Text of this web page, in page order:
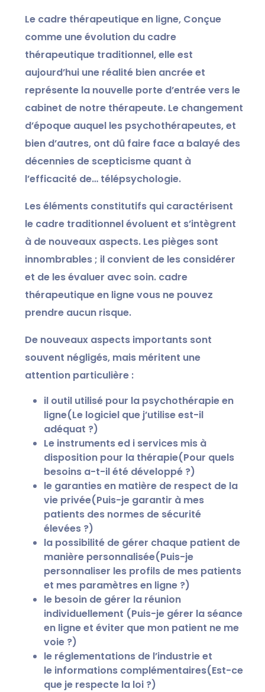
Le cadre thérapeutique en ligne, Conçue
comme une évolution du cadre
thérapeutique traditionnel, elle est
aujourd’hui une réalité bien ancrée et
représente la nouvelle porte d’entrée vers le
cabinet de notre thérapeute. Le changement
d’époque auquel les psychothérapeutes, et
bien d’autres, ont dû faire face a balayé des
décennies de scepticisme quant à
l’efficacité de… télépsychologie.
Les éléments constitutifs qui caractérisent
le cadre traditionnel évoluent et s’intègrent
à de nouveaux aspects. Les pièges sont
innombrables ; il convient de les considérer
et de les évaluer avec soin. cadre
thérapeutique en lignevous ne pouvez
prendre aucun risque.
De nouveaux aspects importants sont
souvent négligés, mais méritent une
attention particulière :
il outil utilisé pour la psychothérapie en
ligne(Le logiciel que j’utilise est-il
adéquat ?)
Le instrumentsed i services mis à
disposition pour la thérapie(Pour quels
besoins a-t-il été développé ?)
le garanties en matière de respect de la
vie privée(Puis-je garantir à mes
patients des normes de sécurité
élevées ?)
la possibilité de gérer chaque patient de
manière personnalisée(Puis-je
personnaliser les profils de mes patients
et mes paramètres en ligne ?)
le besoin de gérer la réunion
individuellement (Puis-je gérer la séance
en ligne et éviter que mon patient ne me
voie ?)
le réglementations de l’industrieet
le informations complémentaires(Est-ce
que je respecte la loi ?)